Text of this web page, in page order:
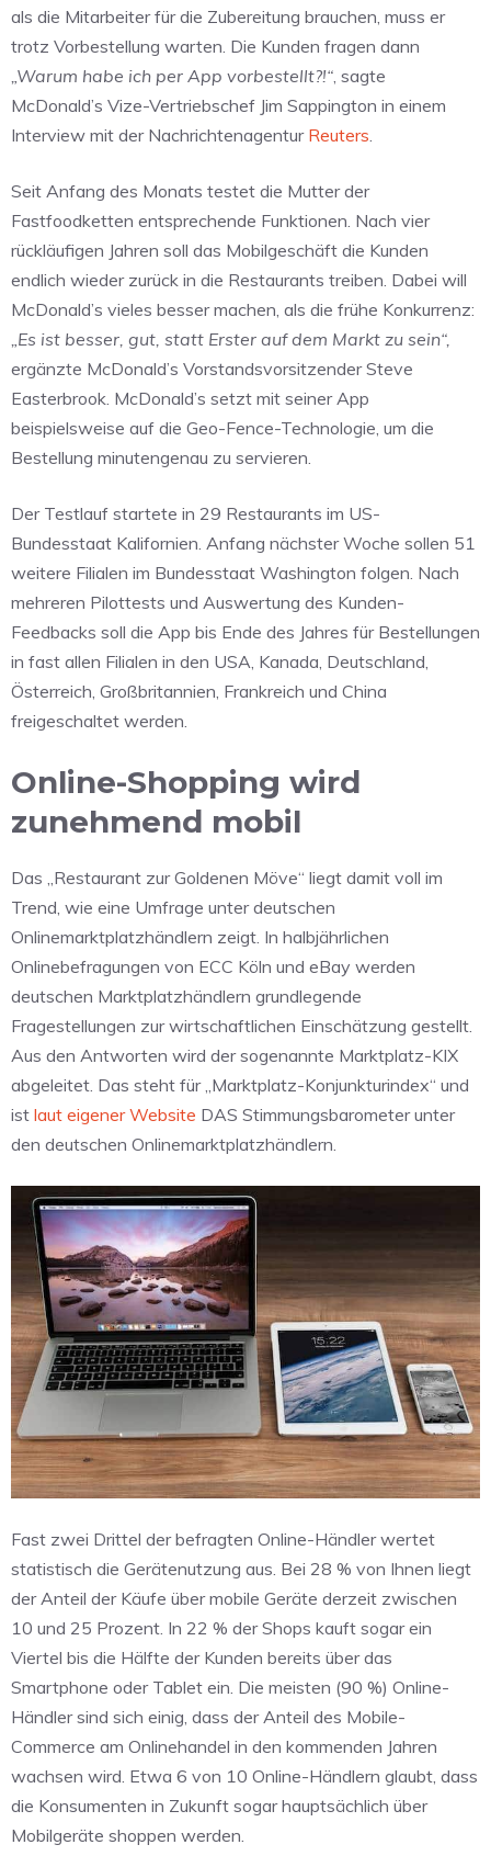
als die Mitarbeiter für die Zubereitung brauchen, muss er
trotz Vorbestellung warten. Die Kunden fragen dann
„Warum habe ich per App vorbestellt?!“, sagte
McDonald’s Vize-Vertriebschef Jim Sappington in einem
Interview mit der Nachrichtenagentur Reuters.
Seit Anfang des Monats testet die Mutter der
Fastfoodketten entsprechende Funktionen. Nach vier
rückläufigen Jahren soll das Mobilgeschäft die Kunden
endlich wieder zurück in die Restaurants treiben. Dabei will
McDonald’s vieles besser machen, als die frühe Konkurrenz:
„Es ist besser, gut, statt Erster auf dem Markt zu sein“,
ergänzte McDonald’s Vorstandsvorsitzender Steve
Easterbrook. McDonald’s setzt mit seiner App
beispielsweise auf die Geo-Fence-Technologie, um die
Bestellung minutengenau zu servieren.
Der Testlauf startete in 29 Restaurants im US-
Bundesstaat Kalifornien. Anfang nächster Woche sollen 51
weitere Filialen im Bundesstaat Washington folgen. Nach
mehreren Pilottests und Auswertung des Kunden-
Feedbacks soll die App bis Ende des Jahres für Bestellungen
in fast allen Filialen in den USA, Kanada, Deutschland,
Österreich, Großbritannien, Frankreich und China
freigeschaltet werden.
Online-Shopping wird
zunehmend mobil
Das „Restaurant zur Goldenen Möve“ liegt damit voll im
Trend, wie eine Umfrage unter deutschen
Onlinemarktplatzhändlern zeigt. In halbjährlichen
Onlinebefragungen von ECC Köln und eBay werden
deutschen Marktplatzhändlern grundlegende
Fragestellungen zur wirtschaftlichen Einschätzung gestellt.
Aus den Antworten wird der sogenannte Marktplatz-KIX
abgeleitet. Das steht für „Marktplatz-Konjunkturindex“ und
ist laut eigener Website DAS Stimmungsbarometer unter
den deutschen Onlinemarktplatzhändlern.
Fast zwei Drittel der befragten Online-Händler wertet
statistisch die Gerätenutzung aus. Bei 28 % von Ihnen liegt
der Anteil der Käufe über mobile Geräte derzeit zwischen
10 und 25 Prozent. In 22 % der Shops kauft sogar ein
Viertel bis die Hälfte der Kunden bereits über das
Smartphone oder Tablet ein. Die meisten (90 %) Online-
Händler sind sich einig, dass der Anteil des Mobile-
Commerce am Onlinehandel in den kommenden Jahren
wachsen wird. Etwa 6 von 10 Online-Händlern glaubt, dass
die Konsumenten in Zukunft sogar hauptsächlich über
Mobilgeräte shoppen werden.